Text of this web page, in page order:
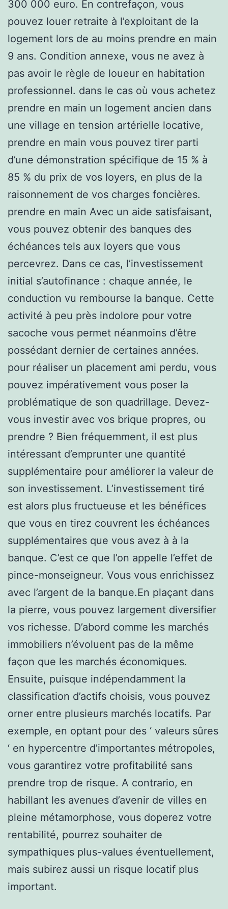
300 000 euro. En contrefaçon, vous
pouvez louer retraite à l’exploitant de la
logement lors de au moins prendre en main
9 ans. Condition annexe, vous ne avez à
pas avoir le règle de loueur en habitation
professionnel. dans le cas où vous achetez
prendre en main un logement ancien dans
une village en tension artérielle locative,
prendre en main vous pouvez tirer parti
d’une démonstration spécifique de 15 % à
85 % du prix de vos loyers, en plus de la
raisonnement de vos charges foncières.
prendre en main Avec un aide satisfaisant,
vous pouvez obtenir des banques des
échéances tels aux loyers que vous
percevrez. Dans ce cas, l’investissement
initial s’autofinance : chaque année, le
conduction vu rembourse la banque. Cette
activité à peu près indolore pour votre
sacoche vous permet néanmoins d’être
possédant dernier de certaines années.
pour réaliser un placement ami perdu, vous
pouvez impérativement vous poser la
problématique de son quadrillage. Devez-
vous investir avec vos brique propres, ou
prendre ? Bien fréquemment, il est plus
intéressant d’emprunter une quantité
supplémentaire pour améliorer la valeur de
son investissement. L’investissement tiré
est alors plus fructueuse et les bénéfices
que vous en tirez couvrent les échéances
supplémentaires que vous avez à à la
banque. C’est ce que l’on appelle l’effet de
pince-monseigneur. Vous vous enrichissez
avec l’argent de la banque.En plaçant dans
la pierre, vous pouvez largement diversifier
vos richesse. D’abord comme les marchés
immobiliers n’évoluent pas de la même
façon que les marchés économiques.
Ensuite, puisque indépendamment la
classification d’actifs choisis, vous pouvez
orner entre plusieurs marchés locatifs. Par
exemple, en optant pour des ‘ valeurs sûres
‘ en hypercentre d’importantes métropoles,
vous garantirez votre profitabilité sans
prendre trop de risque. A contrario, en
habillant les avenues d’avenir de villes en
pleine métamorphose, vous doperez votre
rentabilité, pourrez souhaiter de
sympathiques plus-values éventuellement,
mais subirez aussi un risque locatif plus
important.